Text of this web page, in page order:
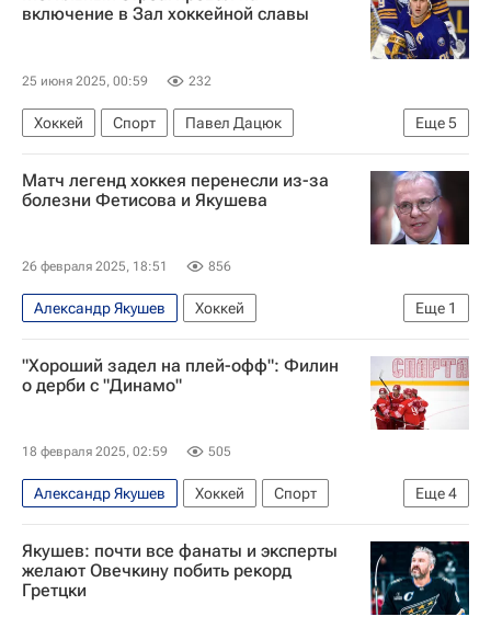
Национальная хоккейная лига (НХЛ)
включение в Зал хоккейной славы
25 июня 2025, 00:59 232
Еще5
Хоккей Спорт
Павел Дацюк
Сергей Федоров
Нью-Джерси Девилз
Баффало Сейбрз
Александр Могильный
Матч легенд хоккея перенесли из-за
болезни Фетисова и Якушева
26 февраля 2025, 18:51 856
Еще 1
Александр Якушев
Хоккей
Вячеслав Фетисов
"Хороший задел на плей-офф": Филин
о дерби с "Динамо"
18 февраля 2025, 02:59 505
Еще4
Александр Якушев Хоккей
Спорт
Борис Майоров
КХЛ 2025-2026
ХК Спартак (Москва)
ХК Динамо (Москва)
Якушев: почти все фанаты и эксперты
желают Овечкину побить рекорд
Гретцки